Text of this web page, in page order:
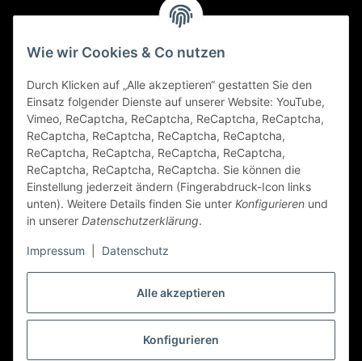
Alle akzeptieren
Konfigurieren
Wie wir Cookies & Co nutzen
Durch Klicken auf „Alle akzeptieren“ gestatten Sie den
Einsatz folgender Dienste auf unserer Website: YouTube,
Vimeo, ReCaptcha, ReCaptcha, ReCaptcha, ReCaptcha,
ReCaptcha, ReCaptcha, ReCaptcha, ReCaptcha,
ReCaptcha, ReCaptcha, ReCaptcha, ReCaptcha,
ReCaptcha, ReCaptcha, ReCaptcha. Sie können die
Einstellung jederzeit ändern (Fingerabdruck-Icon links
unten). Weitere Details finden Sie unter Konfigurieren und
in unserer Datenschutzerklärung.
Impressum Datenschutz
FAQ
Zahlungsarten
Folge Uns